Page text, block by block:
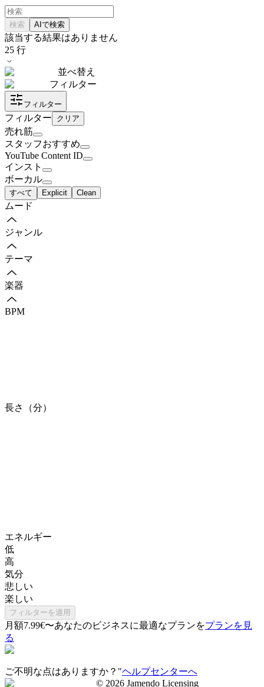
検索 AIで検索
該当する結果はありません
25 行
並べ替え
フィルター
フィルター
フィルター クリア
売れ筋
スタッフおすすめ
YouTube Content ID
インスト
ボーカル
すべて Explicit Clean
ムード
ジャンル
テーマ
楽器
BPM
長さ（分）
エネルギー
低
高
気分
悲しい
楽しい
フィルターを適用
月額7.99€〜あなたのビジネスに最適なプランをプランを見
る
ご不明な点はありますか？"ヘルプセンターへ
© 2026 Jamendo Licensing